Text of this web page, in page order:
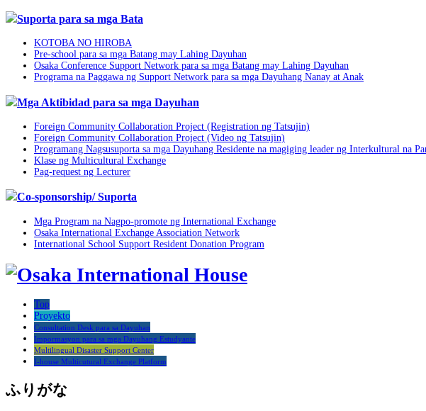
Suporta para sa mga Bata
KOTOBA NO HIROBA
Pre-school para sa mga Batang may Lahing Dayuhan
Osaka Conference Support Network para sa mga Batang may Lahing Dayuhan
Programa na Paggawa ng Support Network para sa mga Dayuhang Nanay at Anak
Mga Aktibidad para sa mga Dayuhan
Foreign Community Collaboration Project (Registration ng Tatsujin)
Foreign Community Collaboration Project (Video ng Tatsujin)
Programang Nagsusuporta sa mga Dayuhang Residente na magiging leader ng Interkultural na
Klase ng Multicultural Exchange
Pag-request ng Lecturer
Co-sponsorship/ Suporta
Mga Program na Nagpo-promote ng International Exchange
Osaka International Exchange Association Network
International School Support Resident Donation Program
Top
Proyekto
Consultation Desk para sa Dayuhan
Impormasyon para sa mga Dayuhang Estudyante
Multilingual Disaster Support Center
I-house Multicutural Exchange Platform
ふりがな